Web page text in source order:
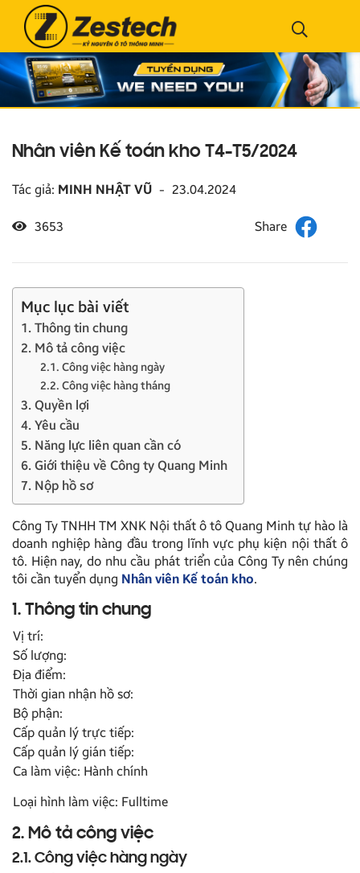
Nhân viên Kế toán kho T4-T5/2024
Tác giả: MINH NHẬT VŨ - 23.04.2024
3653
Mục lục bài viết
1. Thông tin chung
2. Mô tả công việc
2.1. Công việc hàng ngày
2.2. Công việc hàng tháng
3. Quyền lợi
4. Yêu cầu
5. Năng lực liên quan cần có
6. Giới thiệu về Công ty Quang Minh
7. Nộp hồ sơ
Công Ty TNHH TM XNK Nội thất ô tô Quang Minh tự hào là
doanh nghiệp hàng đầu trong lĩnh vực phụ kiện nội thất ô
tô. Hiện nay, do nhu cầu phát triển của Công Ty nên chúng
tôi cần tuyển dụng Nhân viên Kế toán kho.
1. Thông tin chung
Vị trí:
Số lượng:
Địa điểm:
Thời gian nhận hồ sơ:
Bộ phận:
Cấp quản lý trực tiếp:
Cấp quản lý gián tiếp:
Ca làm việc: Hành chính
Loại hình làm việc: Fulltime
2. Mô tả công việc
2.1. Công việc hàng ngày